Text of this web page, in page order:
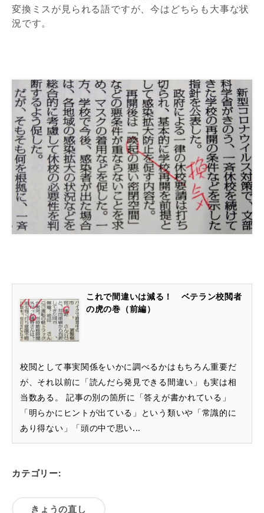
変換ミスが見られる語ですが、今はどちらも大事な状
況です。
これで間違いは減る！ ベテラン校閲者
の虎の巻（前編）
校閲として事実関係をいかに調べるかはもちろん重要だ
が、それ以前に「読んだら発見できる間違い」も実は相
当数ある。 記事の別の箇所に「答えが書かれている」
「明らかにヒントが出ている」という類いや「常識的に
あり得ない」「頭の中で思い...
カテゴリー:
きょうの直し